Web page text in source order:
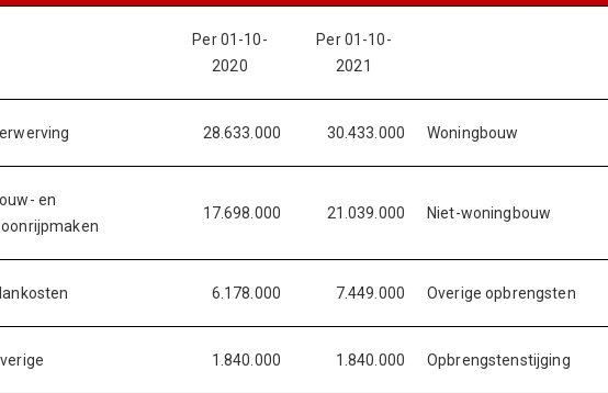
Per 01-10-
2020
Per 01-10-
2021
28.633.000 30.433.000 Woningbouw
en
17.698.000 21.039.000 Niet-woningbouw
6.178.000 7.449.000 Overige opbrengsten
1.840.000 1.840.000 Opbrengstenstijging